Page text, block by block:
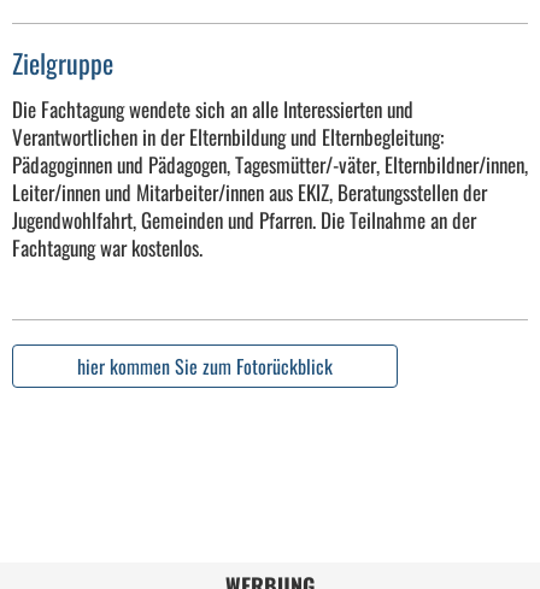
Zielgruppe
Die Fachtagung wendete sich an alle Interessierten und
Verantwortlichen in der Elternbildung und Elternbegleitung:
Pädagoginnen und Pädagogen, Tagesmütter/-väter, Elternbildner/innen,
Leiter/innen und Mitarbeiter/innen aus EKIZ, Beratungsstellen der
Jugendwohlfahrt, Gemeinden und Pfarren. Die Teilnahme an der
Fachtagung war kostenlos.
hier kommen Sie zum Fotorückblick